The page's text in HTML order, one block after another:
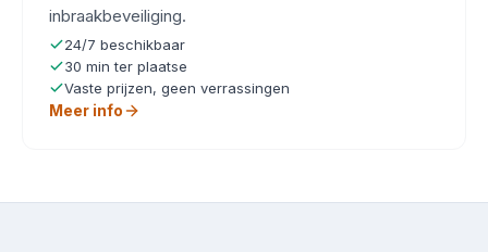
inbraakbeveiliging.
24/7 beschikbaar
30 min ter plaatse
Vaste prijzen, geen verrassingen
Meer info